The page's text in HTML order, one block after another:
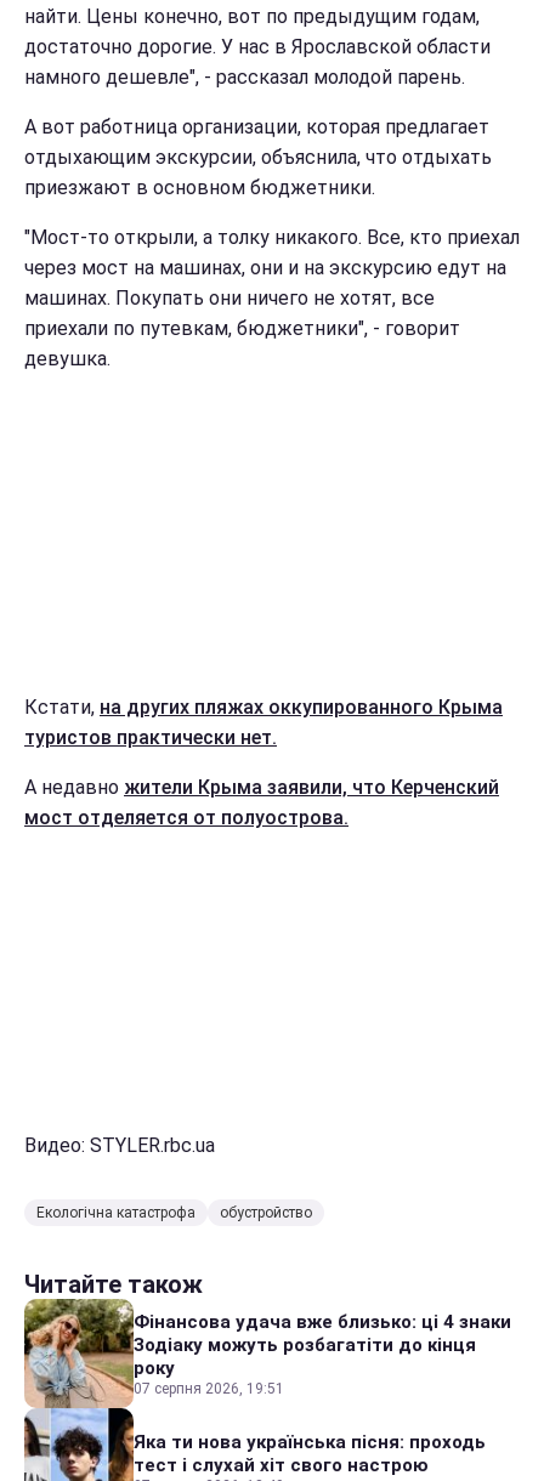
найти. Цены конечно, вот по предыдущим годам,
достаточно дорогие. У нас в Ярославской области
намного дешевле", - рассказал молодой парень.
А вот работница организации, которая предлагает
отдыхающим экскурсии, объяснила, что отдыхать
приезжают в основном бюджетники.
"Мост-то открыли, а толку никакого. Все, кто приехал
через мост на машинах, они и на экскурсию едут на
машинах. Покупать они ничего не хотят, все
приехали по путевкам, бюджетники", - говорит
девушка.
Кстати, на других пляжах оккупированного Крыма
туристов практически нет.
А недавно жители Крыма заявили, что Керченский
мост отделяется от полуострова.
Видео: STYLER.rbc.ua
Екологічна катастрофа обустройство
Читайте також
Фінансова удача вже близько: ці 4 знаки
Зодіаку можуть розбагатіти до кінця
року
07 серпня 2026, 19:51
Яка ти нова українська пісня: проходь
тест і слухай хіт свого настрою